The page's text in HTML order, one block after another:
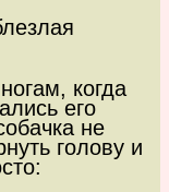
когда
его
не
голову и